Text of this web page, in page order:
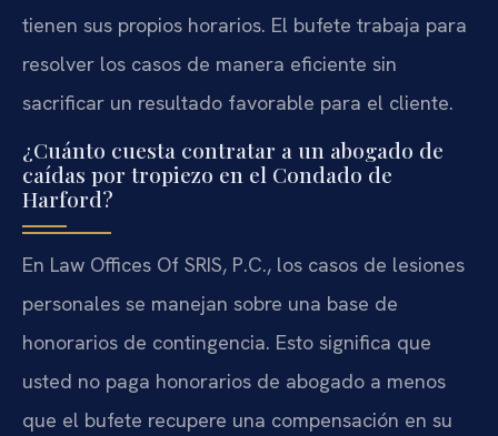
tienen sus propios horarios. El bufete trabaja para
resolver los casos de manera eficiente sin
sacrificar un resultado favorable para el cliente.
¿Cuánto cuesta contratar a un abogado de
caídas por tropiezo en el Condado de
Harford?
En Law Offices Of SRIS, P.C., los casos de lesiones
personales se manejan sobre una base de
honorarios de contingencia. Esto significa que
usted no paga honorarios de abogado a menos
que el bufete recupere una compensación en su